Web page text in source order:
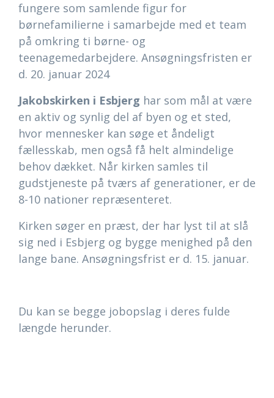
fungere som samlende figur for
børnefamilierne i samarbejde med et team
på omkring ti børne- og
teenagemedarbejdere. Ansøgningsfristen er
d. 20. januar 2024
Jakobskirken i Esbjerg har som mål at være
en aktiv og synlig del af byen og et sted,
hvor mennesker kan søge et åndeligt
fællesskab, men også få helt almindelige
behov dækket. Når kirken samles til
gudstjeneste på tværs af generationer, er de
8-10 nationer repræsenteret.
Kirken søger en præst, der har lyst til at slå
sig ned i Esbjerg og bygge menighed på den
lange bane. Ansøgningsfrist er d. 15. januar.
Du kan se begge jobopslag i deres fulde
længde herunder.